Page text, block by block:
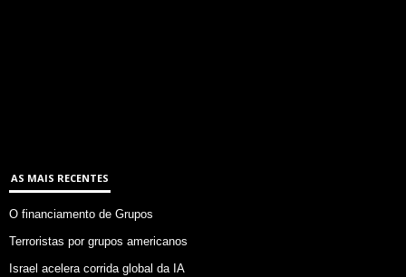
AS MAIS RECENTES
O financiamento de Grupos
Terroristas por grupos americanos
Israel acelera corrida global da IA